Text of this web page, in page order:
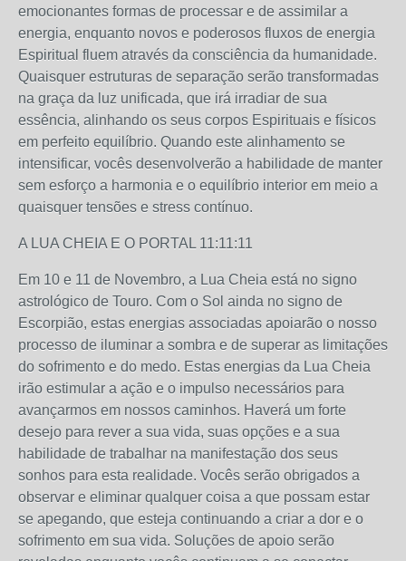
emocionantes formas de processar e de assimilar a
energia, enquanto novos e poderosos fluxos de energia
Espiritual fluem através da consciência da humanidade.
Quaisquer estruturas de separação serão transformadas
na graça da luz unificada, que irá irradiar de sua
essência, alinhando os seus corpos Espirituais e físicos
em perfeito equilíbrio. Quando este alinhamento se
intensificar, vocês desenvolverão a habilidade de manter
sem esforço a harmonia e o equilíbrio interior em meio a
quaisquer tensões e stress contínuo.
A LUA CHEIA E O PORTAL 11:11:11
Em 10 e 11 de Novembro, a Lua Cheia está no signo
astrológico de Touro. Com o Sol ainda no signo de
Escorpião, estas energias associadas apoiarão o nosso
processo de iluminar a sombra e de superar as limitações
do sofrimento e do medo. Estas energias da Lua Cheia
irão estimular a ação e o impulso necessários para
avançarmos em nossos caminhos. Haverá um forte
desejo para rever a sua vida, suas opções e a sua
habilidade de trabalhar na manifestação dos seus
sonhos para esta realidade. Vocês serão obrigados a
observar e eliminar qualquer coisa a que possam estar
se apegando, que esteja continuando a criar a dor e o
sofrimento em sua vida. Soluções de apoio serão